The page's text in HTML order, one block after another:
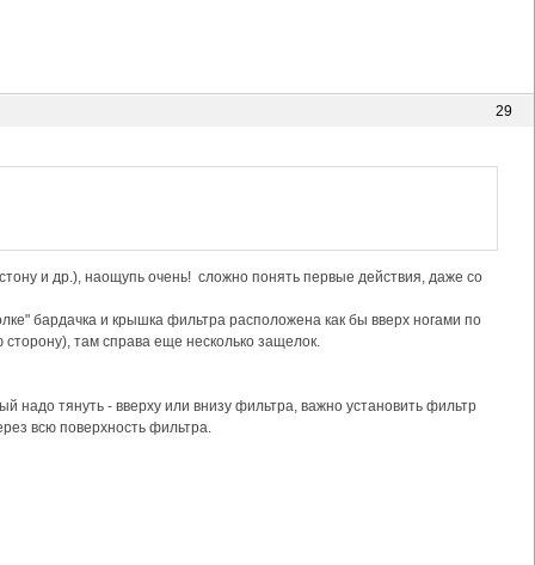
29
и др.), наощупь очень! сложно понять первые действия, даже со
бардачка и крышка фильтра расположена как бы вверх ногами по
сторону), там справа еще несколько защелок.
надо тянуть - вверху или внизу фильтра, важно установить фильтр
всю поверхность фильтра.